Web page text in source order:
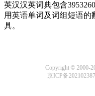
英汉汉英词典包含
用英语单词及词组短语
具。
Copyright © 2000-
京ICP备